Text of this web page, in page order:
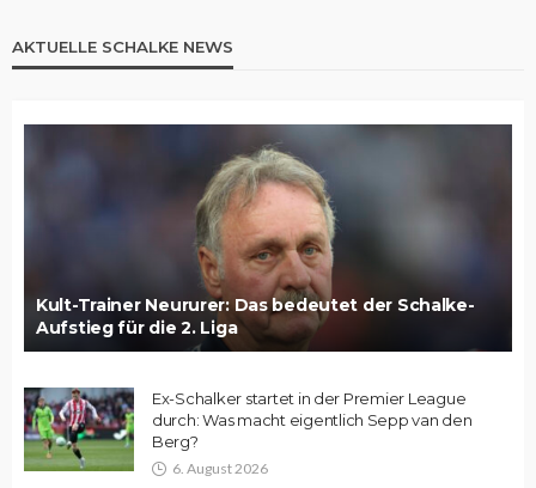
AKTUELLE SCHALKE NEWS
Kult-Trainer Neururer: Das bedeutet der Schalke-
Aufstieg für die 2. Liga
Ex-Schalker startet in der Premier League
durch: Was macht eigentlich Sepp van den
Berg?
6. August 2026